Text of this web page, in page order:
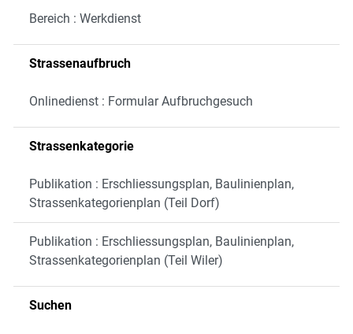
Bereich : Werkdienst
Strassenaufbruch
Onlinedienst : Formular Aufbruchgesuch
Strassenkategorie
Publikation : Erschliessungsplan, Baulinienplan,
Strassenkategorienplan (Teil Dorf)
Publikation : Erschliessungsplan, Baulinienplan,
Strassenkategorienplan (Teil Wiler)
Suchen